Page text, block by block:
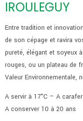
IROULEGUY
Entre tradition et
de son cépage et ravira
pureté, élégant et soyeux
rouges, ou un plateau de
Valeur Environnementale,
A servir à 17°C – A
A conserver 10 à 20 ans